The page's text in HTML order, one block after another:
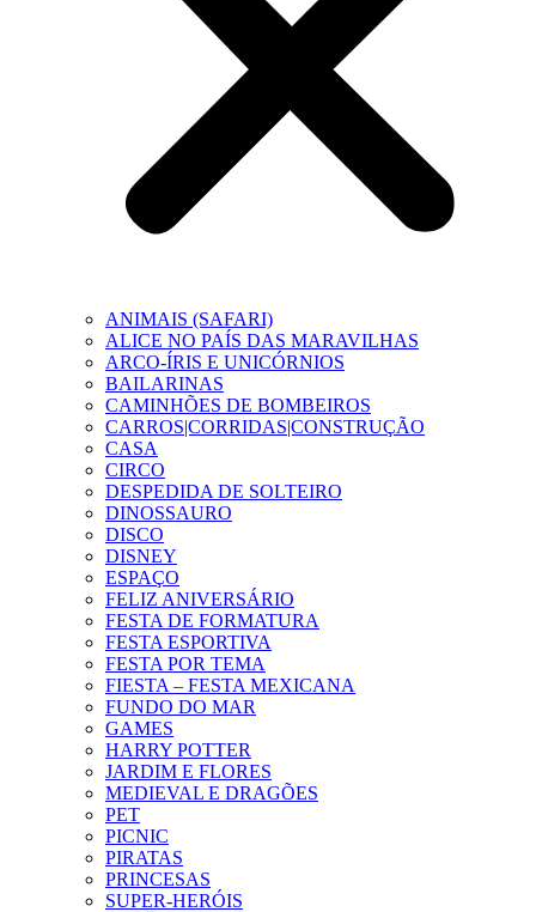
ANIMAIS (SAFARI)
ALICE NO PAÍS DAS MARAVILHAS
ARCO-ÍRIS E UNICÓRNIOS
BAILARINAS
CAMINHÕES DE BOMBEIROS
CARROS|CORRIDAS|CONSTRUÇÃO
CASA
CIRCO
DESPEDIDA DE SOLTEIRO
DINOSSAURO
DISCO
DISNEY
ESPAÇO
FELIZ ANIVERSÁRIO
FESTA DE FORMATURA
FESTA ESPORTIVA
FESTA POR TEMA
FIESTA – FESTA MEXICANA
FUNDO DO MAR
GAMES
HARRY POTTER
JARDIM E FLORES
MEDIEVAL E DRAGÕES
PET
PICNIC
PIRATAS
PRINCESAS
SUPER-HERÓIS